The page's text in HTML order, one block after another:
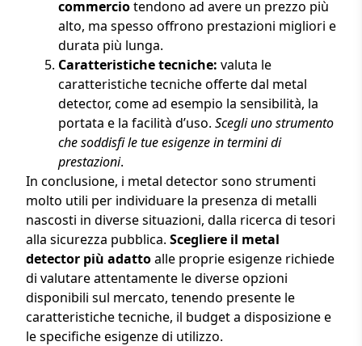
commerciotendono ad avere un prezzo più
alto, ma spesso offrono prestazioni migliori e
durata più lunga.
Caratteristiche tecniche: valuta le
caratteristiche tecniche offerte dal metal
detector, come ad esempio la sensibilità, la
portata e la facilità d’uso. Scegli uno strumento
che soddisfi le tue esigenze in termini di
prestazioni.
In conclusione, i metal detector sono strumenti
molto utili per individuare la presenza di metalli
nascosti in diverse situazioni, dalla ricerca di tesori
alla sicurezza pubblica. Scegliere il metal
detector più adattoalle proprie esigenze richiede
di valutare attentamente le diverse opzioni
disponibili sul mercato, tenendo presente le
caratteristiche tecniche, il budget a disposizione e
le specifiche esigenze di utilizzo.